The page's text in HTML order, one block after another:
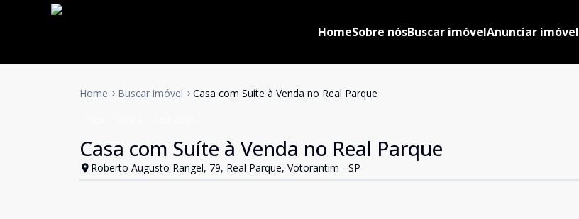
HomeSobre nósBuscar imóvelAnunciar imóvel
Home Buscar imóvel Casa com Suíte à Venda no Real Parque
Casa com Suíte à Venda no Real Parque
Roberto Augusto Rangel, 79, Real Parque, Votorantim - SP